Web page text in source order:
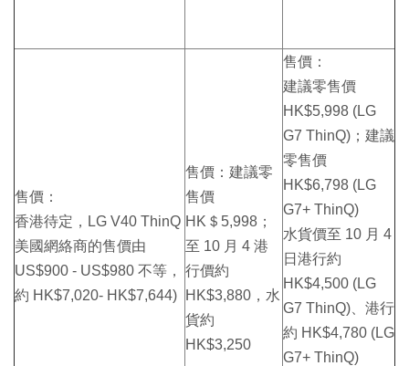
售價：
香港待定，LG V40 ThinQ
美國網絡商的售價由
US$900 - US$980 不等，
約 HK$7,020- HK$7,644)
售價：建議零
售價
HK＄5,998；
至 10 月 4 港
行價約
HK$3,880，水
貨約
HK$3,250
售價：
建議零售價
HK$5,998 (LG
G7 ThinQ)；建議
零售價
HK$6,798 (LG
G7+ ThinQ)
水貨價至 10 月 4
日港行約
HK$4,500 (LG
G7 ThinQ)、港行
約 HK$4,780 (LG
G7+ ThinQ)